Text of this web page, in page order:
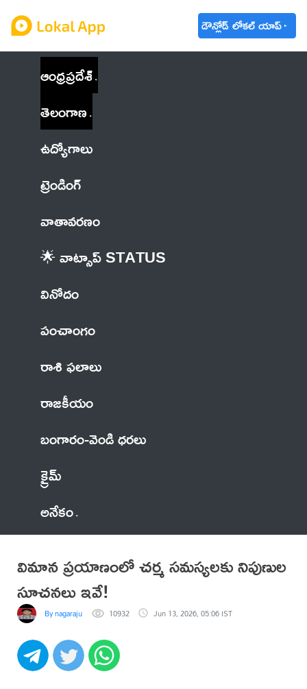
డౌన్లోడ్ లోకల్ యాప్
ఆంధ్రప్రదేశ్
తెలంగాణ
ఉద్యోగాలు
ట్రెండింగ్
వాతావరణం
🌟 వాట్సాప్ STATUS
వినోదం
పంచాంగం
రాశి ఫలాలు
రాజకీయం
బంగారం-వెండి ధరలు
క్రైమ్
అనేకం
విమాన ప్రయాణంలో చర్మ సమస్యలకు నిపుణుల
సూచనలు ఇవే!
By nagaraju 10932 Jun 13, 2026, 05:06 IST